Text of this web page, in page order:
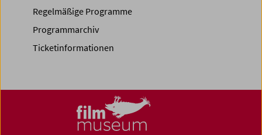
Regelmäßige Programme
Programmarchiv
Ticketinformationen